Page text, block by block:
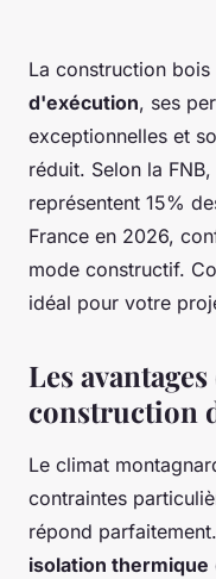
La construction bois
d'exécution, ses
exceptionnelles et
réduit. Selon la
représentent 15%
France en 2026,
mode constructif.
idéal pour votre
Les
construction
Le climat
contraintes
répond
isolation thermique